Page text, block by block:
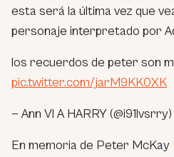
esta será la última vez que
personaje interpretado por
los recuerdos de peter son
pic.twitter.com/jarM9KK0XK
— Ann VI A HARRY (@i91lvsrry)
En memoria de Peter